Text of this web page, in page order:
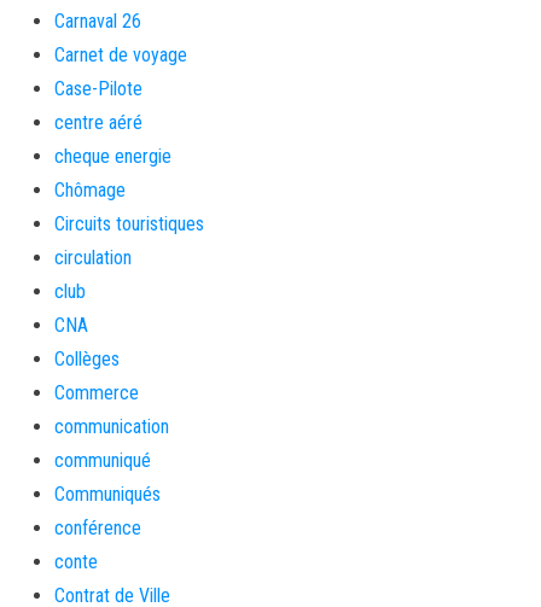
Carnaval 26
Carnet de voyage
Case-Pilote
centre aéré
cheque energie
Chômage
Circuits touristiques
circulation
club
CNA
Collèges
Commerce
communication
communiqué
Communiqués
conférence
conte
Contrat de Ville